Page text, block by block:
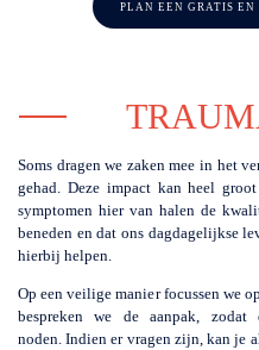
PLAN EEN GRATIS
Soms dragen we zaken mee in het
gehad. Deze impact kan heel
symptomen hier van halen de
beneden en dat ons dagdagelijkse
hierbij helpen.
Op een veilige manier focussen we
bespreken we de aanpak,
noden.Indien er vragen zijn, kan je